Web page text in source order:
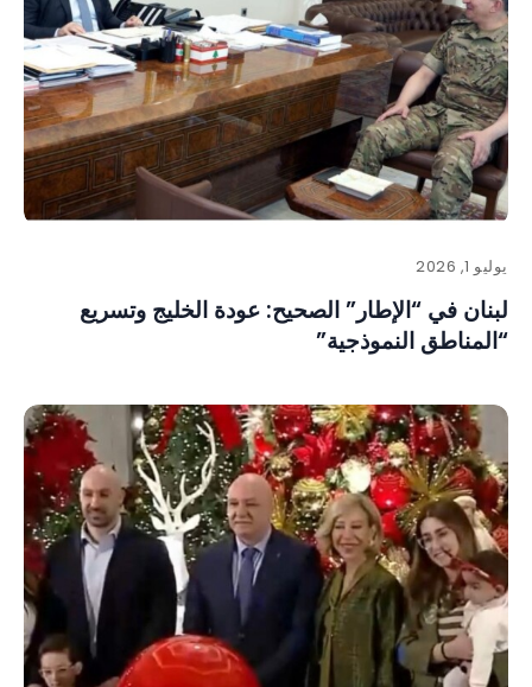
يوليو 1, 2026
لبنان في “الإطار” الصحيح: عودة الخليج وتسريع
“المناطق النموذجية”